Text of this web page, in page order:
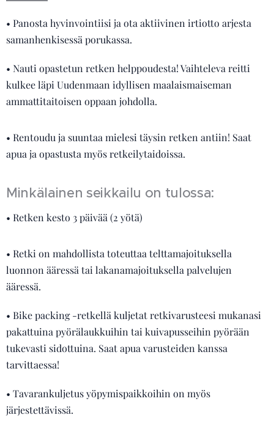
• Panosta hyvinvointiisi ja ota aktiivinen irtiotto arjesta
samanhenkisessä porukassa.
• Nauti opastetun retken helppoudesta! Vaihteleva reitti
kulkee läpi Uudenmaan idyllisen maalaismaiseman
ammattitaitoisen oppaan johdolla.
• Rentoudu ja suuntaa mielesi täysin retken antiin! Saat
apua ja opastusta myös retkeilytaidoissa.
Minkälainen seikkailu on tulossa:
• Retken kesto 3 päivää (2 yötä)
• Retki on mahdollista toteuttaa telttamajoituksella
luonnon ääressä tai lakanamajoituksella palvelujen
ääressä.
• Bike packing -retkellä kuljetat retkivarusteesi mukanasi
pakattuina pyörälaukkuihin tai kuivapusseihin pyörään
tukevasti sidottuina. Saat apua varusteiden kanssa
tarvittaessa!
• Tavarankuljetus yöpymispaikkoihin on myös
järjestettävissä.